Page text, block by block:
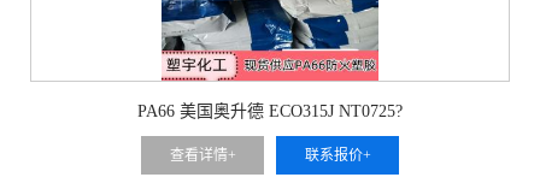
PA66 美国奥升德 ECO315J NT0725?
查看详情+ 联系报价+